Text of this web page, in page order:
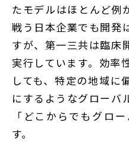
たモデルはほとんど例
戦う日本企業でも開発
すが、第一三共は臨床
実行しています。効率
しても、特定の地域に
にするようなグローバ
「どこからでもグロ
す。